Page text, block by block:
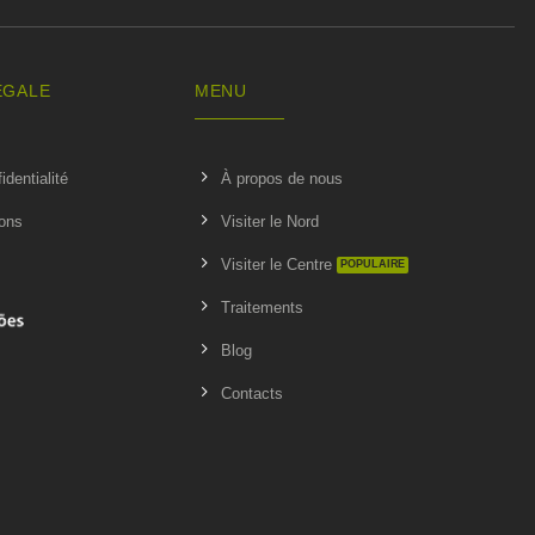
MENU
À propos de nous
Visiter le Nord
Visiter le Centre
Traitements
Blog
Contacts